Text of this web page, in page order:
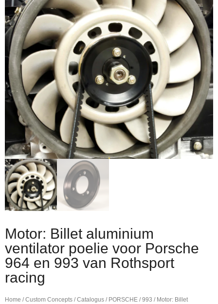
Motor: Billet aluminium
ventilator poelie voor Porsche
964 en 993 van Rothsport
racing
Home /Custom Concepts /Catalogus / PORSCHE /993 / Motor: Billet